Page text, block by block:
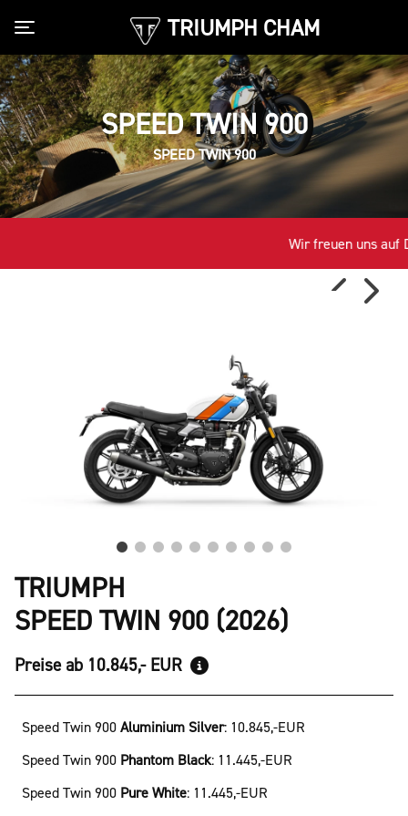
TRIUMPH CHAM
Toggle navigation
SPEED TWIN 900
SPEED TWIN 900
Wir freuen uns auf
TRIUMPH
SPEED TWIN 900 (2026)
Preise ab 10.845,- EUR
Speed Twin 900 Aluminium Silver: 10.845,-EUR
Speed Twin 900 Phantom Black: 11.445,-EUR
Speed Twin 900 Pure White: 11.445,-EUR